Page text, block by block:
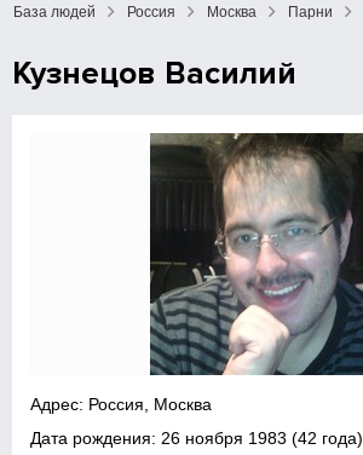
База людей Россия Москва Парни
Кузнецов Василий
Адрес: Россия, Москва
Дата рождения: 26 ноября 1983 (42 года)